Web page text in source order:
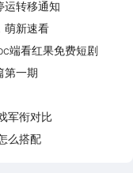
运转移通知
萌新速看
端看红果免费短剧
第一期
军衔对比
么搭配